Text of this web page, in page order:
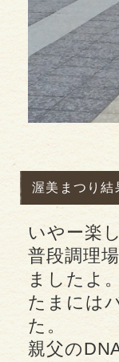
渥美まつり結
いやー楽
普段調理
ましたよ
たまには
た。
親父の